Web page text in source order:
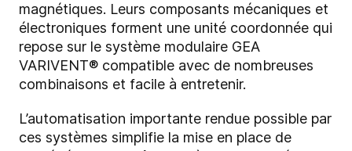
magnétiques. Leurs composants mécaniques et
électroniques forment une unité coordonnée qui
repose sur le système modulaire GEA
VARIVENT® compatible avec de nombreuses
combinaisons et facile à entretenir.
L’automatisation importante rendue possible par
ces systèmes simplifie la mise en place de